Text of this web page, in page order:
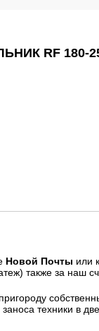
RF 180-
Новой Почты или
также за наш
техники в